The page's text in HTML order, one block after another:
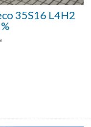
35S16 L4H2